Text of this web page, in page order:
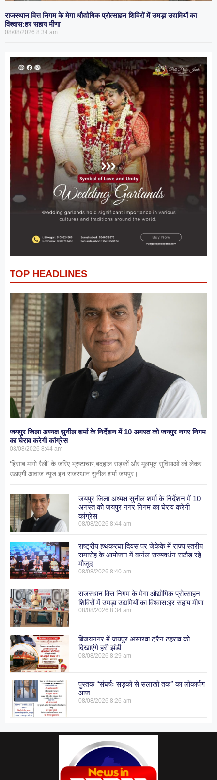
राजस्थान वित्त निगम के मेगा औद्योगिक प्रोत्साहन शिविरों में उमड़ा उद्यमियों का
विश्वास:हर सहाय मीणा
08/08/2026 8:34 am
TOP HEADLINES
जयपुर जिला अध्यक्ष सुनील शर्मा के निर्देशन में 10 अगस्त को जयपुर नगर निगम
का घेराव करेगी कांग्रेस
08/08/2026 8:44 am
‘हिसाब मांगो रैली’ के जरिए भ्रष्टाचार,बदहाल सड़कों और मूलभूत सुविधाओं को लेकर
उठाएगी आवाज न्यूज इन राजस्थान सुनील शर्मा जयपुर।
जयपुर जिला अध्यक्ष सुनील शर्मा के निर्देशन में 10
अगस्त को जयपुर नगर निगम का घेराव करेगी
कांग्रेस
08/08/20268:44 am
राष्ट्रीय हथकरघा दिवस पर जेकेके में राज्य स्तरीय
समारोह के आयोजन में कर्नल राज्यवर्धन राठौड़ रहे
मौजूद
08/08/20268:40 am
राजस्थान वित्त निगम के मेगा औद्योगिक प्रोत्साहन
शिविरों में उमड़ा उद्यमियों का विश्वास:हर सहाय मीणा
08/08/20268:34 am
बिजयनगर में जयपुर असारवा ट्रैन ठहराव को
दिखाएंगे हरी झंडी
08/08/20268:29 am
पुस्तक ‘‘संघर्षः सड़कों से सलाखों तक’’ का लोकार्पण
आज
08/08/20268:26 am